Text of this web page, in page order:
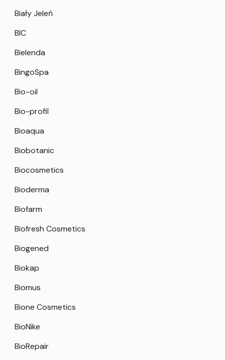
Biały Jeleń
BIC
Bielenda
BingoSpa
Bio-oil
Bio-profil
Bioaqua
Biobotanic
Biocosmetics
Bioderma
Biofarm
Biofresh Cosmetics
Biogened
Biokap
Biomus
Bione Cosmetics
BioNike
BioRepair